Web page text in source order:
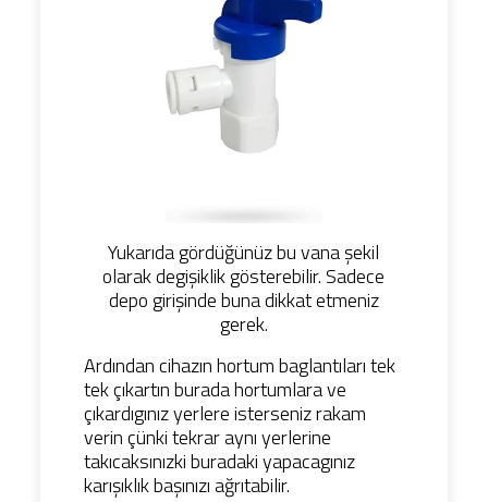
Yukarıda gördüğünüz bu vana şekil
olarak degişiklik gösterebilir. Sadece
depo girişinde buna dikkat etmeniz
gerek.
Ardından cihazın hortum baglantıları tek
tek çıkartın burada hortumlara ve
çıkardıgınız yerlere isterseniz rakam
verin çünki tekrar aynı yerlerine
takıcaksınızki buradaki yapacagınız
karışıklık başınızı ağrıtabilir.